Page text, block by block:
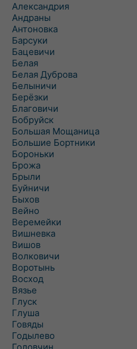
Александрия
Андраны
Антоновка
Барсуки
Бацевичи
Белая
Белая Дуброва
Белыничи
Берёзки
Благовичи
Бобруйск
Большая Мощаница
Большие Бортники
Бороньки
Брожа
Брыли
Буйничи
Быхов
Вейно
Веремейки
Вишневка
Вишов
Волковичи
Воротынь
Восход
Вязье
Глуск
Глуша
Говяды
Годылево